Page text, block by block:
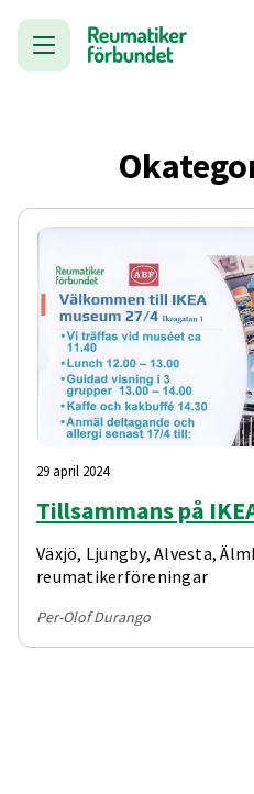
29 april 2024
Tillsammans på
Växjö, Ljungby, Alvesta,
reumatikerföreningar
Per-Olof Durango